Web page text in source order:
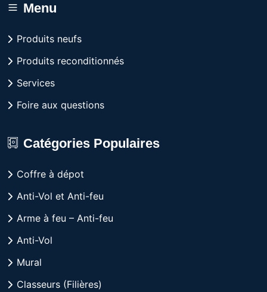
Menu
Produits neufs
Produits reconditionnés
Services
Foire aux questions
Catégories Populaires
Coffre à dépot
Anti-Vol et Anti-feu
Arme à feu – Anti-feu
Anti-Vol
Mural
Classeurs (Filières)